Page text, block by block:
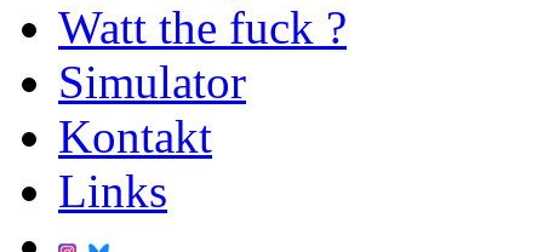
Watt the fuck ?
Simulator
Kontakt
Links